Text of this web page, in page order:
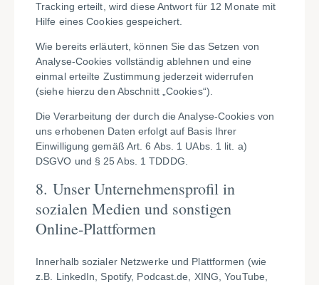
Tracking erteilt, wird diese Antwort für 12 Monate mit
Hilfe eines Cookies gespeichert.
Wie bereits erläutert, können Sie das Setzen von
Analyse-Cookies vollständig ablehnen und eine
einmal erteilte Zustimmung jederzeit widerrufen
(siehe hierzu den Abschnitt „Cookies“).
Die Verarbeitung der durch die Analyse-Cookies von
uns erhobenen Daten erfolgt auf Basis Ihrer
Einwilligung gemäß Art. 6 Abs. 1 UAbs. 1 lit. a)
DSGVO und § 25 Abs. 1 TDDDG.
8. Unser Unternehmensprofil in
sozialen Medien und sonstigen
Online-Plattformen
Innerhalb sozialer Netzwerke und Plattformen (wie
z.B. LinkedIn, Spotify, Podcast.de, XING, YouTube,